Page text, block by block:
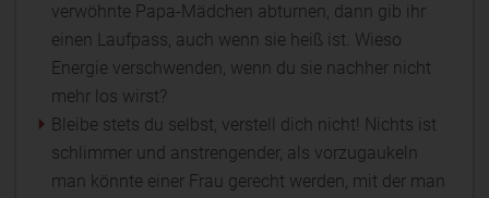
verwöhnte Papa-Mädchen abturnen, dann gib ihr
einen Laufpass, auch wenn sie heiß ist. Wieso
Energie verschwenden, wenn du sie nachher nicht
mehr los wirst?
Bleibe stets du selbst, verstell dich nicht! Nichts ist
schlimmer und anstrengender, als vorzugaukeln
man könnte einer Frau gerecht werden, mit der man